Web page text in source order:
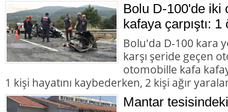
Bolu D-100'de iki
kafaya çarpıştı: 1
Bolu'da D-100 kara
karşı şeride geçen
otomobille kafa
1 kişi hayatını kaybederken, 2 kişi ağır
Mantar